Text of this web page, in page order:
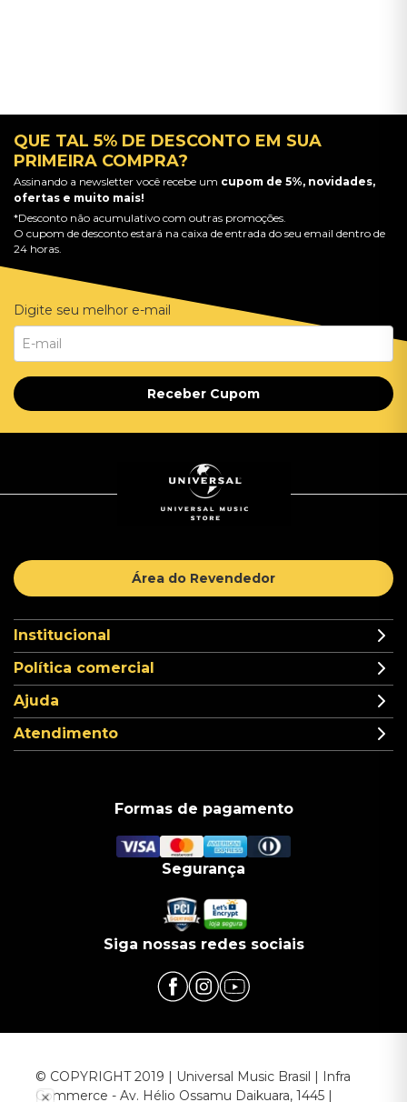
QUE TAL 5% DE DESCONTO EM SUA
PRIMEIRA COMPRA?
Assinando a newsletter você recebe um cupom de 5%, novidades,
ofertas e muito mais!
*Desconto não acumulativo com outras promoções.
O cupom de desconto estará na caixa de entrada do seu email dentro de
24 horas.
Digite seu melhor e-mail
Receber Cupom
Área do Revendedor
Institucional
Política comercial
Ajuda
Atendimento
Formas de pagamento
Segurança
Siga nossas redes sociais
© COPYRIGHT 2019 | Universal Music Brasil | Infra
Commerce - Av. Hélio Ossamu Daikuara, 1445 |